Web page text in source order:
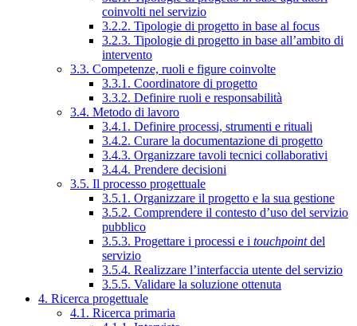
coinvolti nel servizio
3.2.2. Tipologie di progetto in base al focus
3.2.3. Tipologie di progetto in base all’ambito di
intervento
3.3. Competenze, ruoli e figure coinvolte
3.3.1. Coordinatore di progetto
3.3.2. Definire ruoli e responsabilità
3.4. Metodo di lavoro
3.4.1. Definire processi, strumenti e rituali
3.4.2. Curare la documentazione di progetto
3.4.3. Organizzare tavoli tecnici collaborativi
3.4.4. Prendere decisioni
3.5. Il processo progettuale
3.5.1. Organizzare il progetto e la sua gestione
3.5.2. Comprendere il contesto d’uso del servizio
pubblico
3.5.3. Progettare i processi e i touchpointdel
servizio
3.5.4. Realizzare l’interfaccia utente del servizio
3.5.5. Validare la soluzione ottenuta
4. Ricerca progettuale
4.1. Ricerca primaria